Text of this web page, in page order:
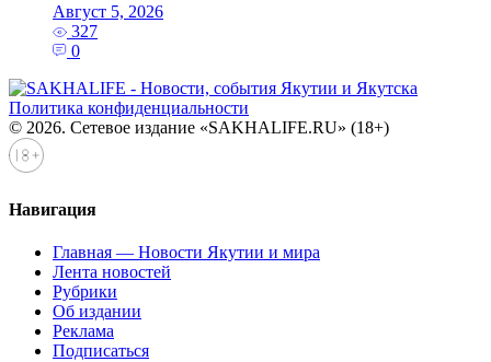
Август 5, 2026
327
0
Политика конфиденциальности
© 2026. Сетевое издание «SAKHALIFE.RU» (18+)
Навигация
Главная — Новости Якутии и мира
Лента новостей
Рубрики
Об издании
Реклама
Подписаться